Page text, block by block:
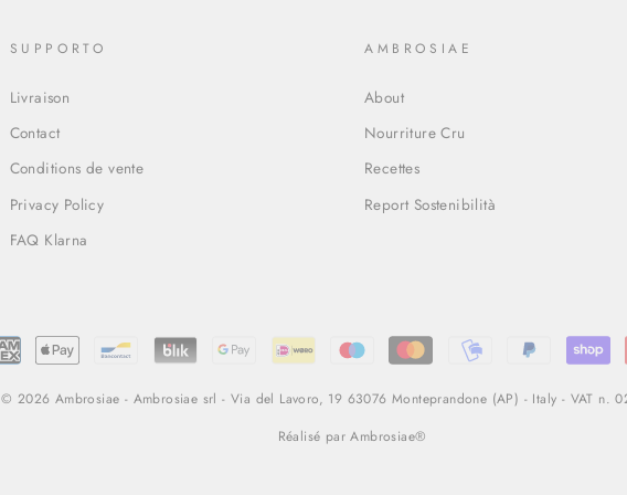
SUPPORTO
Livraison
Contact
Conditions de vente
Privacy Policy
FAQ Klarna
AMBROSIAE
About
Nourriture Cru
Recettes
Report Sostenibilità
© 2026 Ambrosiae - Ambrosiae srl - Via del Lavoro, 19 63076 Monteprandone (AP) - Italy - VAT n.
Réalisé par Ambrosiae®